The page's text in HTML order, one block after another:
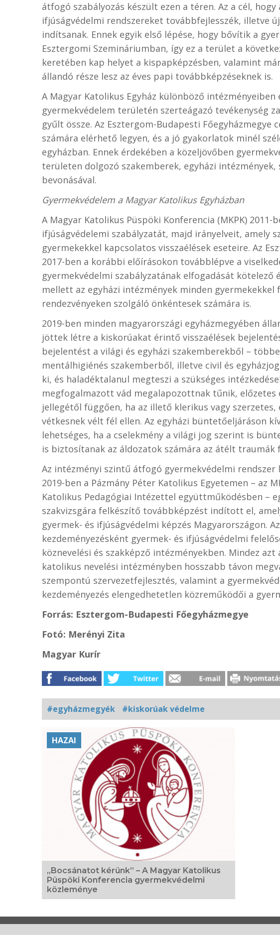
átfogó szabályozás készült ezen a téren. Az a cél,
ifjúságvédelmi rendszereket továbbfejlesszék, illetve
indítsanak. Ennek egyik első lépése, hogy bővítik a
Esztergomi Szemináriumban, így ez a terület a
keretében kap helyet a kispapképzésben, valamint
állandó része lesz az éves papi továbbképzéseknek is.
A Magyar Katolikus Egyház különböző intézményeiben
gyermekvédelem területén szerteágazó tevékenység
gyűlt össze. Az Esztergom-Budapesti Főegyházmegye
számára elérhető legyen, és a jó gyakorlatok minél
egyházban. Ennek érdekében a közeljövőben
területen dolgozó szakemberek, egyházi
bevonásával.
Gyermekvédelem a Magyar Katolikus Egyházban
A Magyar Katolikus Püspöki Konferencia (MKPK)
ifjúságvédelemi szabályzatát, majd irányelveit, amely
gyermekekkel kapcsolatos visszaélések eseteire. Az
2017-ben a korábbi előírásokon továbblépve a
gyermekvédelmi szabályzatának elfogadását
mellett az egyházi intézmények minden gyermekekkel
rendezvényeken szolgáló önkéntesek számára is.
2019-ben minden magyarországi egyházmegyében
jöttek létre a kiskorúakat érintő visszaélések
bejelentést a világi és egyházi szakemberekből –
mentálhigiénés szakemberből, illetve civil és
ki, és haladéktalanul megteszi a szükséges
megfogalmazott vád megalapozottnak tűnik, előzetes
jellegétől függően, ha az illető klerikus vagy
vétkesnek vélt fél ellen. Az egyházi büntetőeljáráson
lehetséges, ha a cselekmény a világi jog szerint is
is biztosítanak az áldozatok számára az átélt traumák
Az intézményi szintű átfogó gyermekvédelmi rendszer
2019-ben a Pázmány Péter Katolikus Egyetemen – az
Katolikus Pedagógiai Intézettel együttműködésben –
szakvizsgára felkészítő továbbképzést indított el,
gyermek- és ifjúságvédelmi képzés Magyarországon.
kezdeményezésként gyermek- és ifjúságvédelmi
köznevelési és szakképző intézményekben. Mindez
katolikus nevelési intézményben hosszabb távon
szempontú szervezetfejlesztés, valamint a
kezdeményezés elengedhetetlen közreműködői a
Forrás: Esztergom-Budapesti Főegyházmegye
Fotó: Merényi Zita
Magyar Kurír
#egyházmegyék #kiskorúak védelme
Kapcsolódó
fotógaléria
HAZAI
„Bocsánatot kérünk” – A Magyar Katolikus
Püspöki Konferencia gyermekvédelmi
közleménye